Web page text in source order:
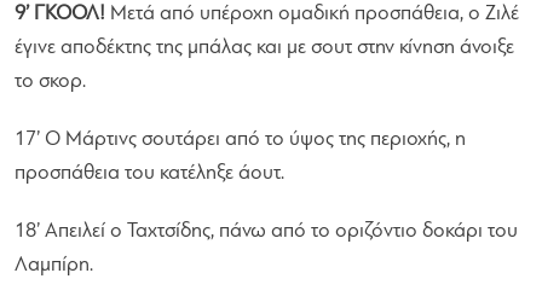
9’ ΓΚΟΟΛ! Μετά από υπέροχη ομαδική προσπάθεια, ο Ζιλέ
έγινε αποδέκτης της μπάλας και με σουτ στην κίνηση άνοιξε
το σκορ.
17’ Ο Μάρτινς σουτάρει από το ύψος της περιοχής, η
προσπάθεια του κατέληξε άουτ.
18’ Απειλεί ο Ταχτσίδης, πάνω από το οριζόντιο δοκάρι του
Λαμπίρη.